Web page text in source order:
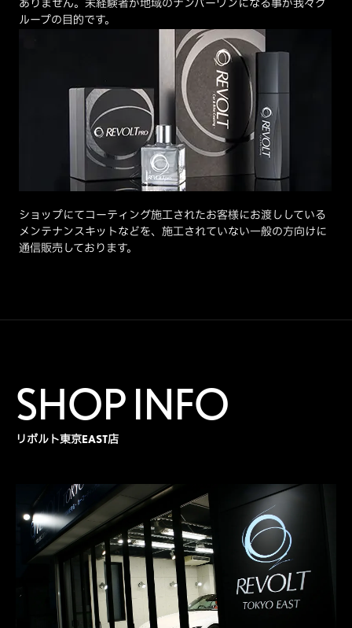
ありません。未経験者が地域のナンバーワンになる事が我々グ
ループの目的です。
ショップにてコーティング施工されたお客様にお渡ししている
メンテナンスキットなどを、施工されていない一般の方向けに
通信販売しております。
SHOP INFO
リボルト東京EAST店